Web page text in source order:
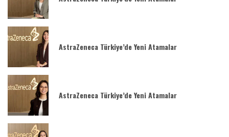
AstraZeneca Türkiye’de Yeni Atamalar
AstraZeneca Türkiye’de Yeni Atamalar